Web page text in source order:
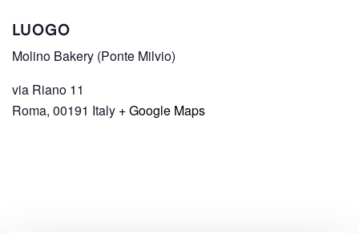
LUOGO
Molino Bakery (Ponte Milvio)
via Riano 11
Roma, 00191 Italy + Google Maps